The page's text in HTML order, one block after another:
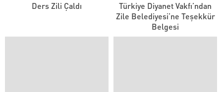
Ders Zili Çaldı
Türkiye Diyanet Vakfı’ndan
Zile Belediyesi’ne Teşekkür
Belgesi